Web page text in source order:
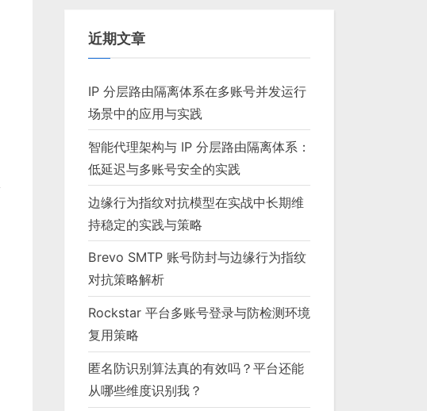
近期文章
IP 分层路由隔离体系在多账号并发运行
场景中的应用与实践
智能代理架构与 IP 分层路由隔离体系：
低延迟与多账号安全的实践
边缘行为指纹对抗模型在实战中长期维
持稳定的实践与策略
Brevo SMTP 账号防封与边缘行为指纹
对抗策略解析
Rockstar 平台多账号登录与防检测环境
复用策略
匿名防识别算法真的有效吗？平台还能
从哪些维度识别我？